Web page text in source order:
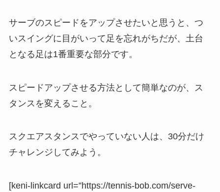
サーブのスピードをアップさせたいと思うと、つ
いスイングに目がいって足を忘れがちだが、土台
となる足は1番重要な部分です。
スピードアップさせる方法として簡単なのが、ス
タンスを変えること。
スクエアスタンスでやっていない人は、30分だけ
チャレンジしてみよう。
[keni-linkcard url=”https://tennis-bob.com/serve-